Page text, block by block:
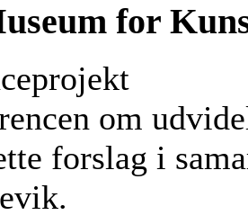
for
om
forslag i